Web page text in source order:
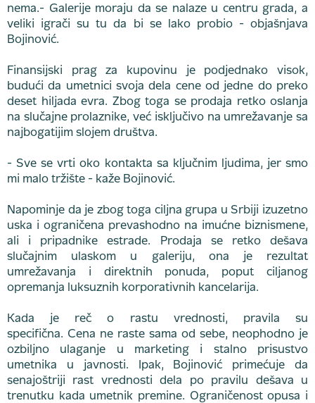
nema.- Galerije moraju da se nalaze u centru grada, a
veliki igrači su tu da bi se lako probio - objašnjava
Bojinović.
Finansijski prag za kupovinu je podjednako visok,
budući da umetnici svoja dela cene od jedne do preko
deset hiljada evra. Zbog toga se prodaja retko oslanja
na slučajne prolaznike, već isključivo na umrežavanje sa
najbogatijim slojem društva.
- Sve se vrti oko kontakta sa ključnim ljudima, jer smo
mi malo tržište - kaže Bojinović.
Napominje da je zbog toga ciljna grupa u Srbiji izuzetno
uska i ograničena prevashodno na imućne biznismene,
ali i pripadnike estrade. Prodaja se retko dešava
slučajnim ulaskom u galeriju, ona je rezultat
umrežavanja i direktnih ponuda, poput ciljanog
opremanja luksuznih korporativnih kancelarija.
Kada je reč o rastu vrednosti, pravila su
specifična. Cena ne raste sama od sebe, neophodno je
ozbiljno ulaganje u marketing i stalno prisustvo
umetnika u javnosti. Ipak, Bojinović primećuje da
senajoštriji rast vrednosti dela po pravilu dešava u
trenutku kada umetnik premine. Ograničenost opusa i